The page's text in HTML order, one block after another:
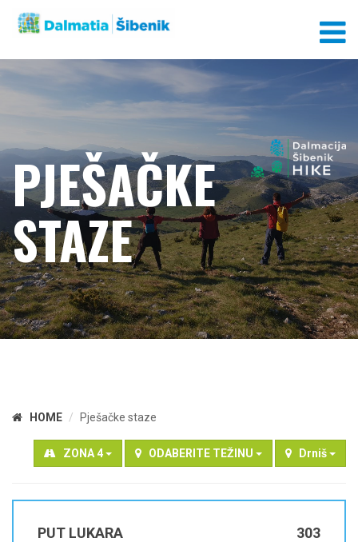
PJEŠAČKE
STAZE
HOME Pješačke staze
ZONA 4 ODABERITE TEŽINU Drniš
303
PUT LUKARA